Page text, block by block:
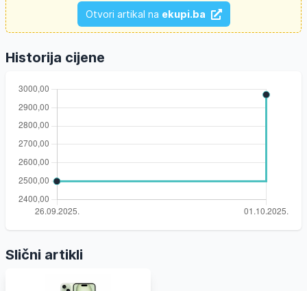
Otvori artikal na ekupi.ba
Historija cijene
Slični artikli